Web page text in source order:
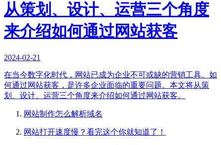
从策划、设计、运营三个角度
来介绍如何通过网站获客
2024-02-21
在当今数字化时代，网站已成为企业不可或缺的营销工具。如
何通过网站获客，是许多企业面临的重要问题。本文将从策
划、设计、运营三个角度来介绍如何通过网站获客。
网站制作怎么解析域名
网站打开速度慢？看完这个你就知道了！